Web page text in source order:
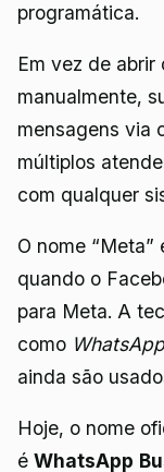
programática.
Em vez de
manualmente,
mensagens via
múltiplos
com qualquer
O nome
quando o
para Meta. A
como
ainda são
Hoje, o nome
é WhatsApp